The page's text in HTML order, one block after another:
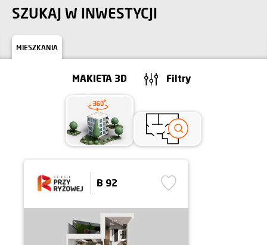
SZUKAJ W INWESTYCJI
MIESZKANIA
MAKIETA 3D Filtry
B 92